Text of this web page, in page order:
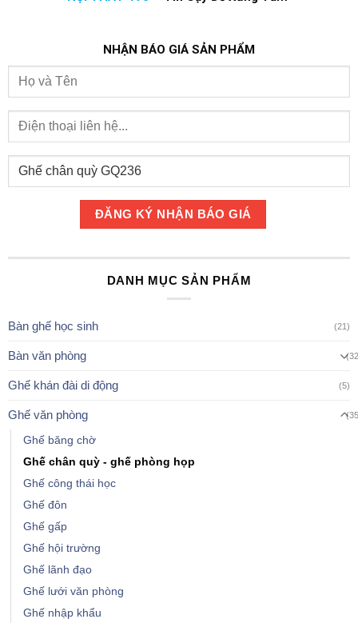
NHẬN BÁO GIÁ SẢN PHẨM
DANH MỤC SẢN PHẨM
Bàn ghế học sinh (21)
Bàn văn phòng
Ghế khán đài di động (5)
Ghế văn phòng
Ghế băng chờ
Ghế chân quỳ - ghế phòng họp
Ghế công thái học
Ghế đôn
Ghế gấp
Ghế hội trường
Ghế lãnh đạo
Ghế lưới văn phòng
Ghế nhập khẩu